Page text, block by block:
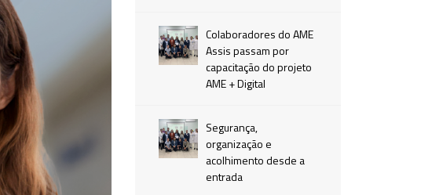
Colaboradores do AME
Assis passam por
capacitação do projeto
AME + Digital
Segurança,
organização e
acolhimento desde a
entrada